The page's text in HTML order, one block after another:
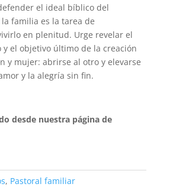
el ideal bíblico del
familia es la tarea de
en plenitud. Urge revelar el
el objetivo último de la creación
y mujer: abrirse al otro y elevarse
y la alegría sin fin.
desde nuestra página de
, Pastoral familiar